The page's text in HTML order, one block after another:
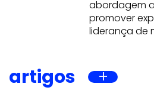
abordagem
promover
liderança de
artigos